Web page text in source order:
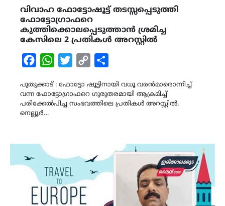
വിവാഹ ഫോട്ടോഷൂട്ട് തടസ്സപ്പെടുത്തി
ഫോട്ടോഗ്രാഫറെ
കുത്തിക്കൊലപ്പെടുത്താൻ ശ്രമിച്ച
കേസിലെ 2 പ്രതികൾ അറസ്റ്റിൽ
FacebookWhatsAppTwitterCopy
പുതുക്കാട് : ഫോട്ടോ ഷൂട്ടിനായി വധൂ വരൻമാരൊന്നിച്ച്
വന്ന ഫോട്ടോഗ്രാഫറെ ഗുരുതരമായി ആക്രമിച്ച്
പരിക്കേൽപിച്ച സംഭവത്തിലെ പ്രതികൾ അറസ്റ്റിൽ.
നെല്ലൂർ…